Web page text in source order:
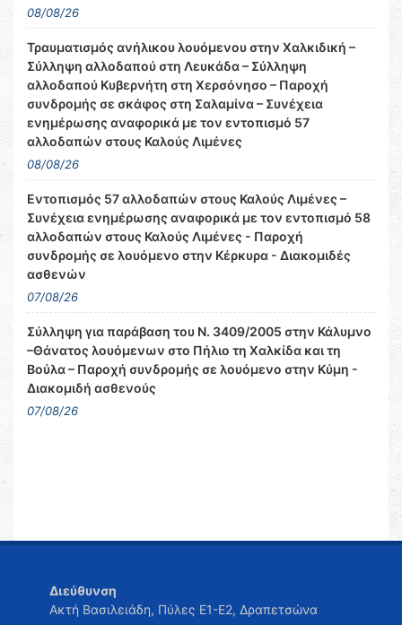
08/08/26
Τραυματισμός ανήλικου λουόμενου στην Χαλκιδική –
Σύλληψη αλλοδαπού στη Λευκάδα – Σύλληψη
αλλοδαπού Κυβερνήτη στη Χερσόνησο – Παροχή
συνδρομής σε σκάφος στη Σαλαμίνα – Συνέχεια
ενημέρωσης αναφορικά με τον εντοπισμό 57
αλλοδαπών στους Καλούς Λιμένες
08/08/26
Εντοπισμός 57 αλλοδαπών στους Καλούς Λιμένες –
Συνέχεια ενημέρωσης αναφορικά με τον εντοπισμό 58
αλλοδαπών στους Καλούς Λιμένες - Παροχή
συνδρομής σε λουόμενο στην Κέρκυρα - Διακομιδές
ασθενών
07/08/26
Σύλληψη για παράβαση του Ν. 3409/2005 στην Κάλυμνο
–Θάνατος λουόμενων στο Πήλιο τη Χαλκίδα και τη
Βούλα – Παροχή συνδρομής σε λουόμενο στην Κύμη -
Διακομιδή ασθενούς
07/08/26
Διεύθυνση
Ακτή Βασιλειάδη, Πύλες Ε1-Ε2, Δραπετσώνα